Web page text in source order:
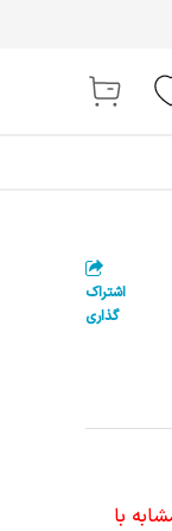
اشتراک
گذاری
با